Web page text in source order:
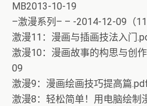
MB2013-10-19
–激漫系列– – -2014-12-09（11
激漫11：漫画与插画技法入门
激漫10：漫画故事的构思与创
09
激漫9：漫画绘画技巧提高篇
激漫8：轻松简单！用电脑绘制